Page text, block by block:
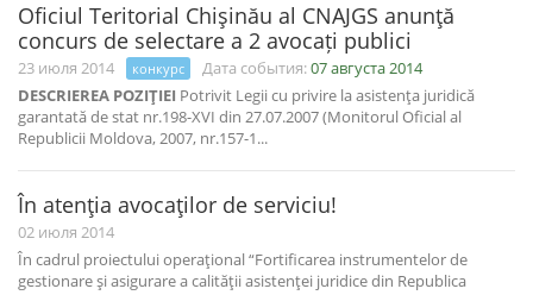
Oficiul Teritorial Chişinău al CNAJGS anunţă
concurs de selectare a 2 avocați publici
23 июля 2014 конкурс Дата события:07 августа 2014
DESCRIEREA POZIŢIEI Potrivit Legii cu privire la asistenţa juridică
garantată de stat nr.198-XVI din 27.07.2007 (Monitorul Oficial al
Republicii Moldova, 2007, nr.157-1...
În atenţia avocaţilor de serviciu!
02 июля 2014
În cadrul proiectului operaţional “Fortificarea instrumentelor de
gestionare şi asigurare a calităţii asistenţei juridice din Republica